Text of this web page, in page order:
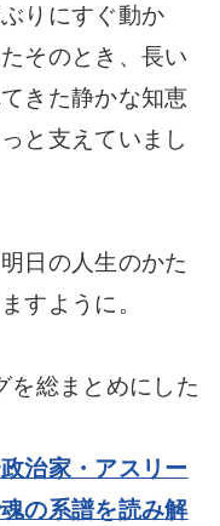
りにすぐ動か
そのとき、長い
きた静かな知恵
と支えていまし
日の人生のかた
すように。
を総まとめにした
治家・アスリー
の系譜を読み解